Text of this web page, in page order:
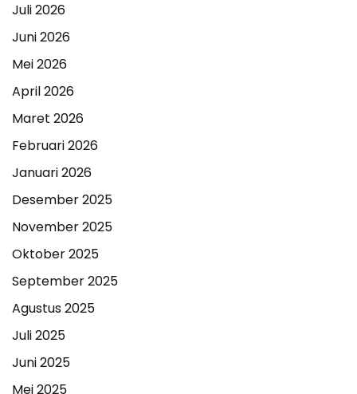
Juli 2026
Juni 2026
Mei 2026
April 2026
Maret 2026
Februari 2026
Januari 2026
Desember 2025
November 2025
Oktober 2025
September 2025
Agustus 2025
Juli 2025
Juni 2025
Mei 2025